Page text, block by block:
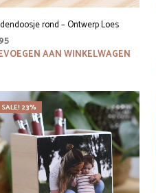
rond – Ontwerp Loes
AAN WINKELWAGEN
SALE! 23%